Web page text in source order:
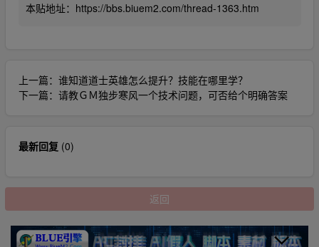
本贴地址： https://bbs.biuem2.com/thread-1363.htm
上一篇： 谁知道道士英雄怎么提升？技能在哪里学？
下一篇： 请教ＧＭ独步寒风一个技术问题，可否给个明确答案
最新回复 (0)
返回